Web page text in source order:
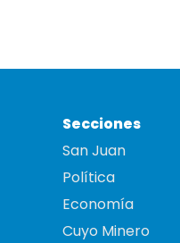
Secciones
San Juan
Política
Economía
Cuyo Minero